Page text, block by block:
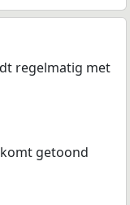
regelmatig met
getoond